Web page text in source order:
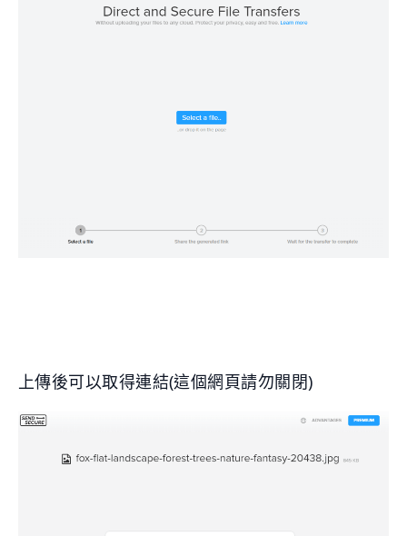
上傳後可以取得連結(這個網頁請勿關閉)